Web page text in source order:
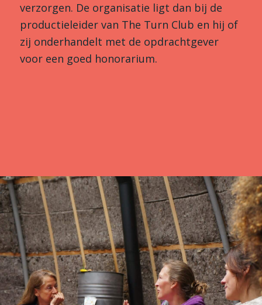
verzorgen. De organisatie ligt dan bij de
productieleider van The Turn Club en hij of
zij onderhandelt met de opdrachtgever
voor een goed honorarium.